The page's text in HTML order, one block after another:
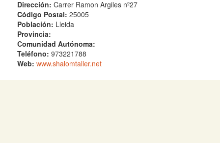
Dirección: Carrer Ramon Argiles nº27
Código Postal: 25005
Población: Lleida
Provincia:
Comunidad Autónoma:
Teléfono: 973221788
Web: www.shalomtaller.net